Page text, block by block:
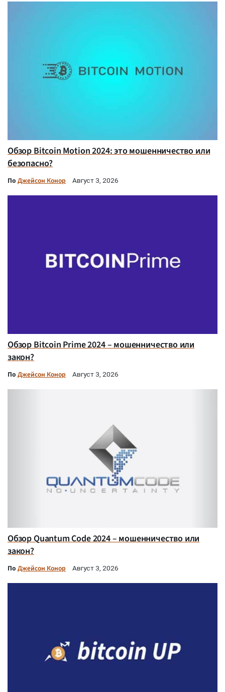
Обзор Bitcoin Motion 2024: это мошенничество или
безопасно?
По Джейсон Конор Август 3, 2026
Обзор Bitcoin Prime 2024 – мошенничество или
закон?
По Джейсон Конор Август 3, 2026
Обзор Quantum Code 2024 – мошенничество или
закон?
По Джейсон Конор Август 3, 2026